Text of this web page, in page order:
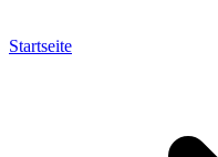
Startseite